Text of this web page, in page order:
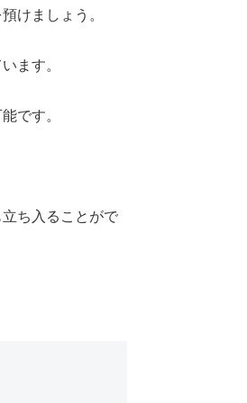
けましょう 。
ます。
です。
ち入ることがで